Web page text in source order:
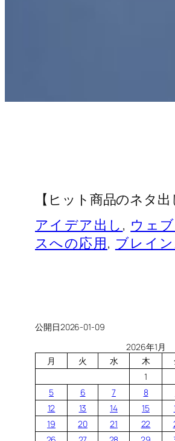
【ヒット商品のネタ
アイデア出し , ウェ
スへの応用, ブレイ
公開日2026-01-09
2026年1月
月
火 水 木
1
5
6 7 8
12
13 14 15
19
20 21 22